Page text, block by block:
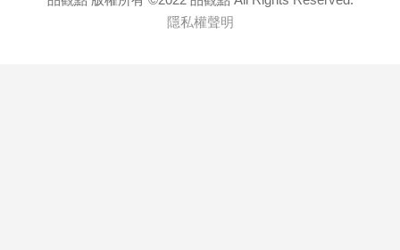
隱私權聲明